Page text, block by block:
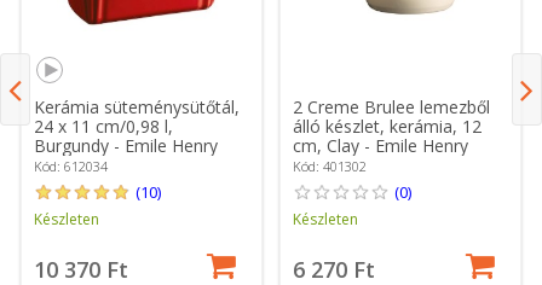
Kerámia süteménysütőtál,
24 x 11 cm/0,98 l,
Burgundy - Emile Henry
Kód: 612034
(10)
Készleten
10 370 Ft
2 Creme Brulee lemezből
álló készlet, kerámia, 12
cm, Clay - Emile Henry
Kód: 401302
(0)
Készleten
6 270 Ft